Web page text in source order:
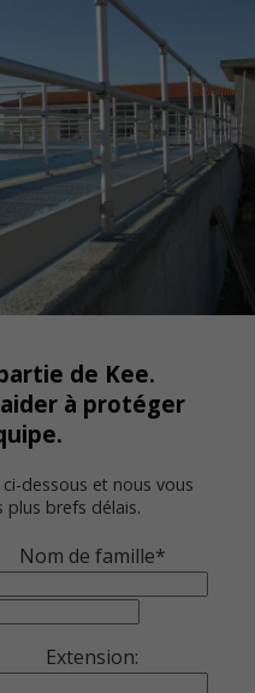
de Kee.
à protéger
dessous et nous vous
plus brefs délais.
Nom de famille*
Extension: